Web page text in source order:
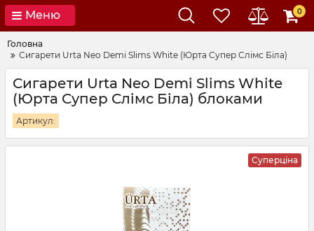
Меню 0
Головна
Сигарети Urta Neo Demi Slims White (Юрта Супер Слімс Біла)
Сигарети Urta Neo Demi Slims White
(Юрта Супер Слімс Біла) блоками
Артикул:
Суперціна